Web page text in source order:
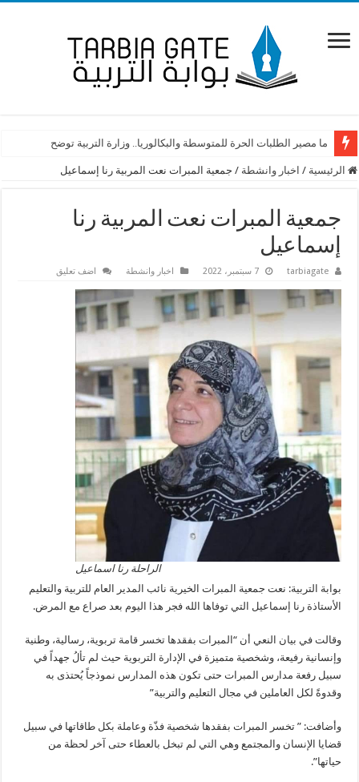
ما مصير الطلبات الحرة للمتوسطة والبكالوريا.. وزارة التربية توضح
الرئيسية / اخبار وانشطة / جمعية المبرات نعت المربية رنا إسماعيل
جمعية المبرات نعت المربية رنا
إسماعيل
tarbiagate 7 سبتمبر، 2022 اخبار وانشطة اضف تعليق
الراحلة رنا اسماعيل
بوابة التربية: نعت جمعية المبرات الخيرية نائب المدير العام للتربية والتعليم
الأستاذة رنا إسماعيل التي توفاها الله فجر هذا اليوم بعد صراع مع المرض.
وقالت في بيان النعي أن “المبرات بفقدها تخسر قامة تربوية، رسالية، وطنية
وإنسانية رفيعة، وشخصية متميزة في الإدارة التربوية حيث لم تألُ جهداً في
سبيل رفعة مدارس المبرات حتى تكون هذه المدارس نموذجاً يُحتذى به
وقدوةً لكل العاملين في مجال التعليم والتربية”
وأضافت: ” تخسر المبرات بفقدها شخصية فذّة وعاملة بكل طاقاتها في سبيل
قضايا الإنسان والمجتمع وهي التي لم تبخل بالعطاء حتى آخر لحظة من
حياتها”.